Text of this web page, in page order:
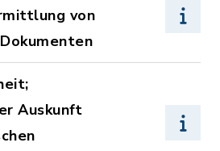
von
Auskunft